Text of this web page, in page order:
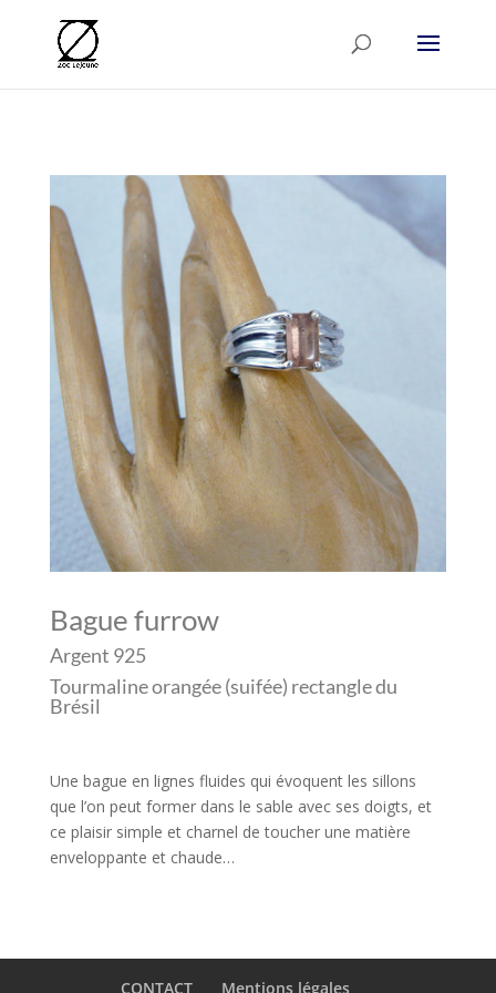
Bague furrow
Argent 925
Tourmaline orangée (suifée) rectangle du
Brésil
Une bague en lignes fluides qui évoquent les sillons
que l’on peut former dans le sable avec ses doigts, et
ce plaisir simple et charnel de toucher une matière
enveloppante et chaude…
CONTACT Mentions légales